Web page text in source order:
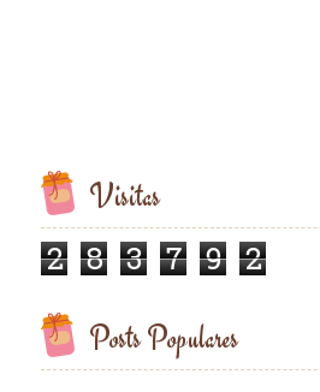
Visitas
2 8 3 7 9 2
Posts Populares